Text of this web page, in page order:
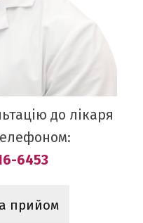
до лікаря
6453
прийом